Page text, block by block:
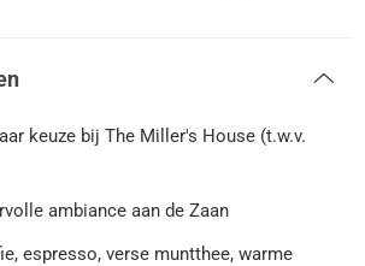
keuze bij The Miller's House (t.w.v.
ambiance aan de Zaan
espresso, verse muntthee, warme